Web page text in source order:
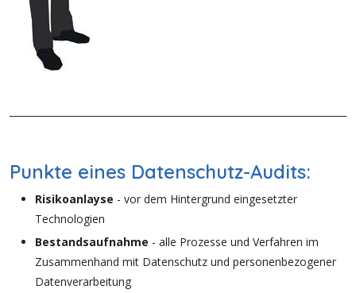
Punkte eines Datenschutz-Audits:
Risikoanlayse - vor dem Hintergrund eingesetzter
Technologien
Bestandsaufnahme - alle Prozesse und Verfahren im
Zusammenhand mit Datenschutz und personenbezogener
Datenverarbeitung